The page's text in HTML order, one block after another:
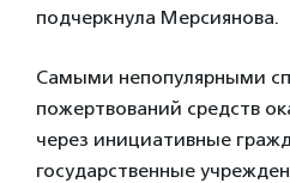
подчеркнула Мерсиянова.
Самыми непопулярными
пожертвований средств
через инициативные
государственные